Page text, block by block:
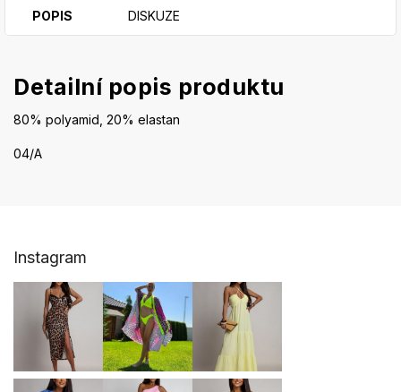
POPIS DISKUZE
Detailní popis produktu
80% polyamid, 20% elastan
04/A
Instagram